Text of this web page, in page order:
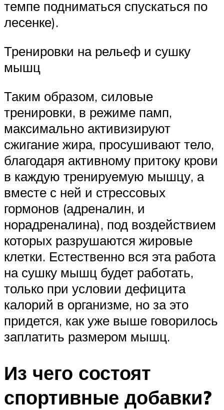
темпе подниматься спускаться по
лесенке).
Тренировки на рельеф и сушку
мышц
Таким образом, силовые
тренировки, в режиме памп,
максимально активизируют
сжигание жира, просушивают тело,
благодаря активному притоку крови
в каждую тренируемую мышцу, а
вместе с ней и стрессовых
гормонов (адреналин, и
норадреналина), под воздействием
которых разрушаются жировые
клетки. Естественно вся эта работа
на сушку мышц будет работать,
только при условии дефицита
калорий в организме, но за это
придется, как уже выше говорилось
заплатить размером мышц.
Из чего состоят
спортивные добавки?